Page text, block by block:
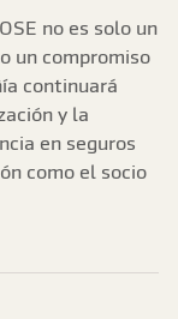
no es solo un
un compromiso
continuará
y la
en seguros
como el socio